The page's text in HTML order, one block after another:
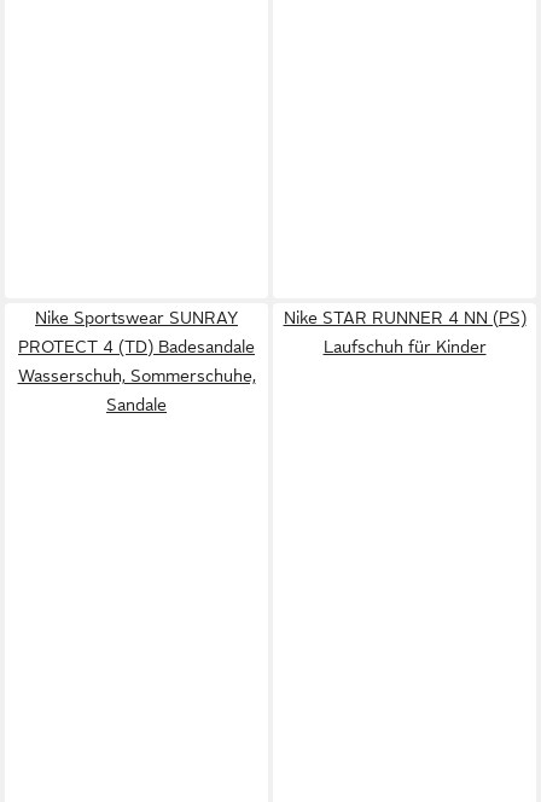
Nike Sportswear SUNRAY
PROTECT 4 (TD) Badesandale
Wasserschuh, Sommerschuhe,
Sandale
Nike STAR RUNNER 4 NN (PS)
Laufschuh für Kinder